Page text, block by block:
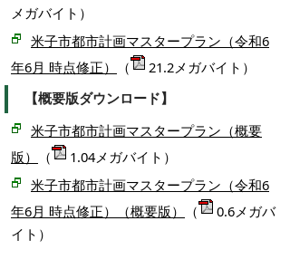
メガバイト）
米子市都市計画マスタープラン（令和6
年6月 時点修正）
（
21.2メガバイト）
【概要版ダウンロード】
米子市都市計画マスタープラン（概要
版）
（
1.04メガバイト）
米子市都市計画マスタープラン（令和6
年6月 時点修正）（概要版）
（
0.6メガバ
イト）